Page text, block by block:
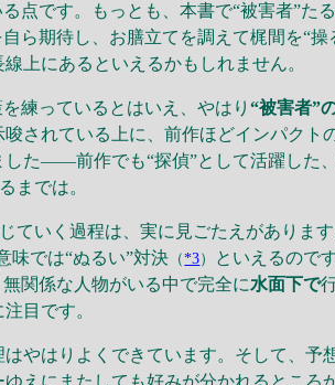
点です。もっとも、本書で“被害者”た
ら期待し、お膳立てを調えて梶間を“操
上にあるといえるかもしれません。
練っているとはいえ、やはり“被害者”
されている上に、前作ほどインパクト
た――前作でも“探偵”として活躍した
までは。
ていく過程は、実に見ごたえがありま
味では“ぬるい”対決 （*3）
といえるので
関係な人物がいる中で完全に水面下で
目です。
やはりよくできています。そして、予
えにまたしても好みが分かれるところ